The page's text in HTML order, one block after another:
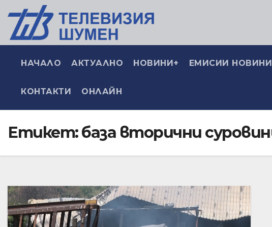
НАЧАЛО АКТУАЛНО НОВИНИ+ ЕМИСИИ НОВИНИ
КОНТАКТИ ОНЛАЙН
Етикет:база вторични